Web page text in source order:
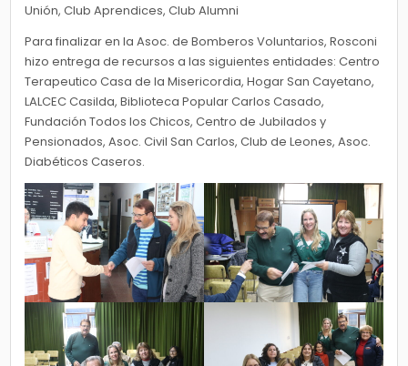
Unión, Club Aprendices, Club Alumni
Para finalizar en la Asoc. de Bomberos Voluntarios, Rosconi
hizo entrega de recursos a las siguientes entidades: Centro
Terapeutico Casa de la Misericordia, Hogar San Cayetano,
LALCEC Casilda, Biblioteca Popular Carlos Casado,
Fundación Todos los Chicos, Centro de Jubilados y
Pensionados, Asoc. Civil San Carlos, Club de Leones, Asoc.
Diabéticos Caseros.